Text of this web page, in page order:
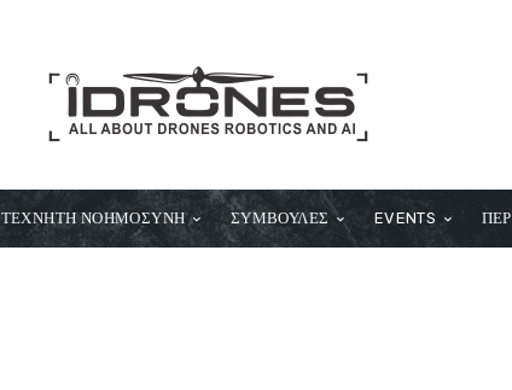
ΤΕΧΝΗΤΗ ΝΟΗΜΟΣΥΝΗ ΣΥΜΒΟΥΛΕΣ EVENTS